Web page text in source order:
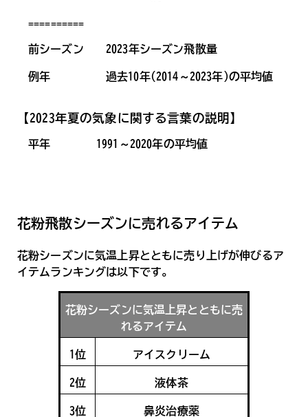
==========
前シーズン 2023年シーズン飛散量
例年 過去10年(2014～2023年)の平均値
【2023年夏の気象に関する言葉の説明】
平年 1991～2020年の平均値
花粉飛散シーズンに売れるアイテム
花粉シーズンに気温上昇とともに売り上げが伸びるア
イテムランキングは以下です。
花粉シーズンに気温上昇とともに売
れるアイテム
1位 アイスクリーム
2位 液体茶
3位 鼻炎治療薬